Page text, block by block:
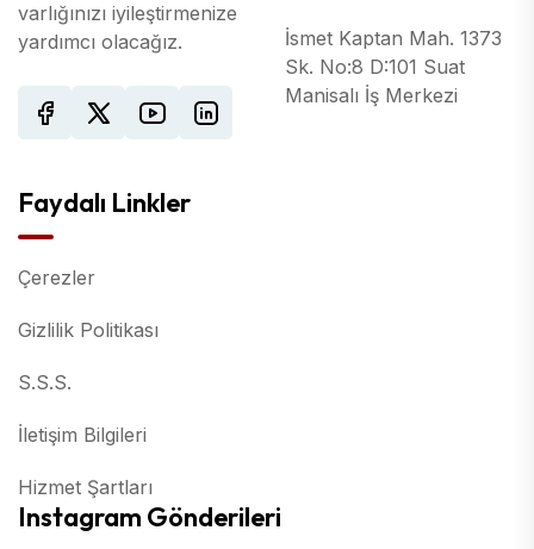
varlığınızı iyileştirmenize
yardımcı olacağız.
İsmet Kaptan Mah. 1373
Sk. No:8 D:101 Suat
Manisalı İş Merkezi
Faydalı Linkler
Çerezler
Gizlilik Politikası
S.S.S.
İletişim Bilgileri
Hizmet Şartları
Instagram Gönderileri